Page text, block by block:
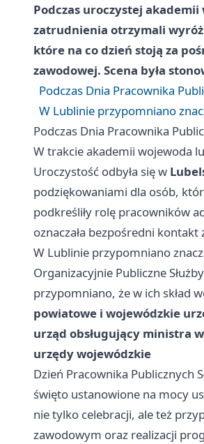
Podczas uroczystej
zatrudnienia otrzymali
które na co dzień stoją za
zawodowej. Scena była
Podczas Dnia Pracownika
W Lublinie przypomniano
Podczas Dnia Pracownika
W trakcie akademii wojewoda
Uroczystość odbyła się w
podziękowaniami dla osób,
podkreśliły rolę pracowników
oznaczała bezpośredni
W Lublinie przypomniano
Organizacyjnie Publiczne
przypomniano, że w ich skład
powiatowe i wojewódzkie
urząd obsługujący ministra
urzędy wojewódzkie
Dzień Pracownika Publicznych
święto ustanowione na mocy
nie tylko celebracji, ale też
zawodowym oraz realizacji